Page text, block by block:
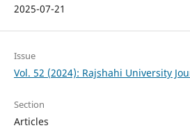
2025-07-21
Issue
Vol. 52 (2024): Rajshahi University
Section
Articles